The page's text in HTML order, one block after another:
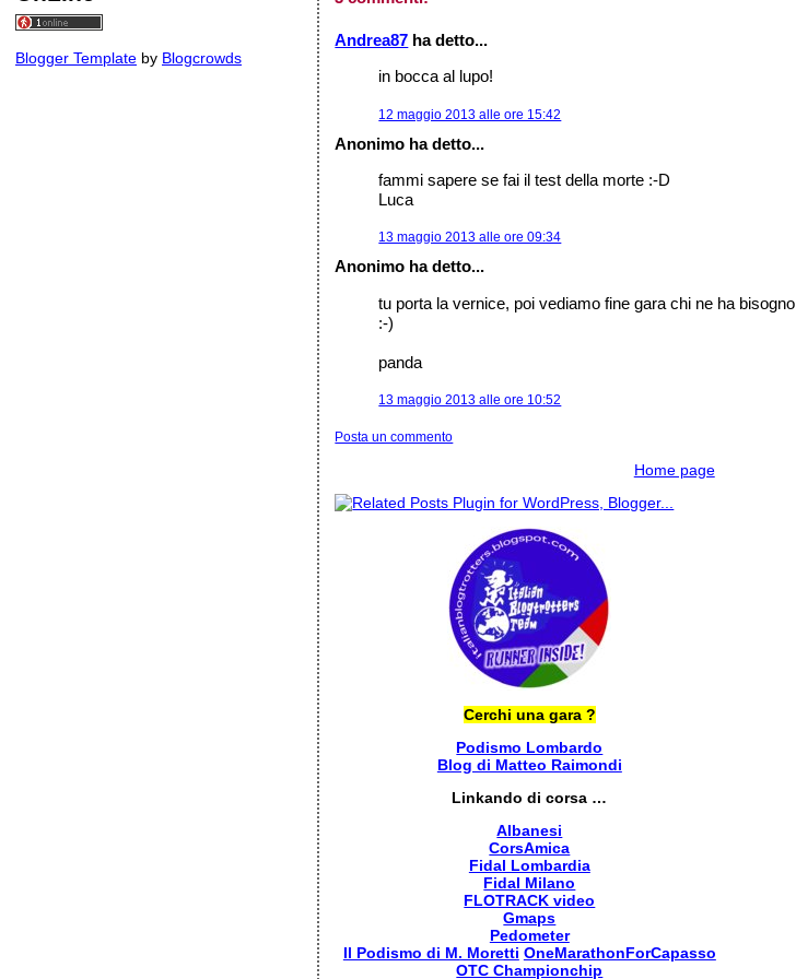
Blogger Template by Blogcrowds
Andrea87 ha detto...
in bocca al lupo!
12 maggio 2013 alle ore 15:42
Anonimo ha detto...
fammi sapere se fai il test della morte :-D
Luca
13 maggio 2013 alle ore 09:34
Anonimo ha detto...
tu porta la vernice, poi vediamo fine gara chi ne ha bisogno
:-)
panda
13 maggio 2013 alle ore 10:52
Posta un commento
Home page
Cerchi una gara ?
Podismo Lombardo
Blog di Matteo Raimondi
Linkando di corsa …
Albanesi
CorsAmica
Fidal Lombardia
Fidal Milano
FLOTRACK video
Gmaps
Pedometer
Il Podismo di M. Moretti OneMarathonForCapasso
OTC Championchip